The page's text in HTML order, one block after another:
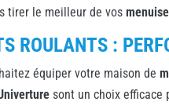
tirer le meilleur de vos
ROULANTS :
équiper votre maison de
sont un choix